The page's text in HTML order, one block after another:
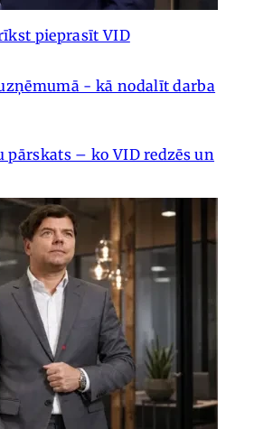
pieprasīt VID
- kā nodalīt darba
– ko VID redzēs un